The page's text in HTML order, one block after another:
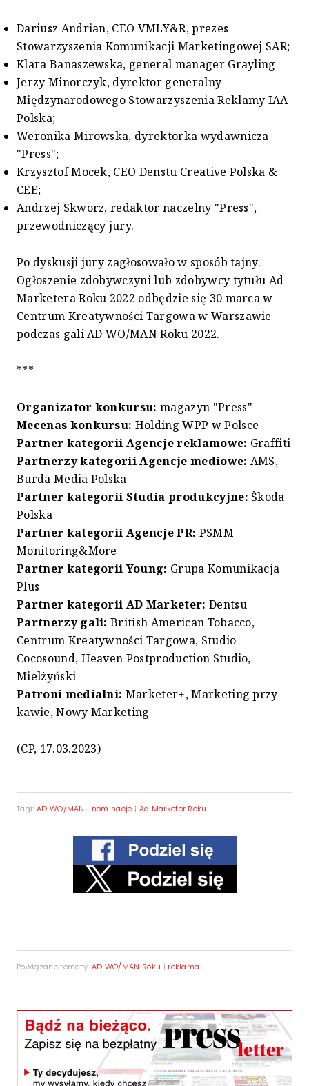
Dariusz Andrian, CEO VMLY&R, prezes
Stowarzyszenia Komunikacji Marketingowej SAR;
Klara Banaszewska, general manager Grayling
Jerzy Minorczyk, dyrektor generalny
Międzynarodowego Stowarzyszenia Reklamy IAA
Polska;
Weronika Mirowska, dyrektorka wydawnicza
"Press";
Krzysztof Mocek, CEO Denstu Creative Polska &
CEE;
Andrzej Skworz, redaktor naczelny "Press",
przewodniczący jury.
Po dyskusji jury zagłosowało w sposób tajny.
Ogłoszenie zdobywczyni lub zdobywcy tytułu Ad
Marketera Roku 2022 odbędzie się 30 marca w
Centrum Kreatywności Targowa w Warszawie
podczas gali AD WO/MAN Roku 2022.
***
Organizator konkursu: magazyn "Press"
Mecenas konkursu: Holding WPP w Polsce
Partner kategorii Agencje reklamowe: Graffiti
Partnerzy kategorii Agencje mediowe: AMS,
Burda Media Polska
Partner kategorii Studia produkcyjne: Škoda
Polska
Partner kategorii Agencje PR: PSMM
Monitoring&More
Partner kategorii Young: Grupa Komunikacja
Plus
Partner kategorii AD Marketer: Dentsu
Partnerzy gali: British American Tobacco,
Centrum Kreatywności Targowa, Studio
Cocosound, Heaven Postproduction Studio,
Mielżyński
Patroni medialni: Marketer+, Marketing przy
kawie, Nowy Marketing
(CP, 17.03.2023)
Tagi: AD WO/MAN | nominacje | Ad Marketer Roku
Powiązane tematy: AD WO/MAN Roku | reklama